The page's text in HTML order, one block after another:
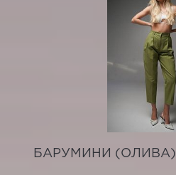
БАРУМИНИ (ОЛИВА)